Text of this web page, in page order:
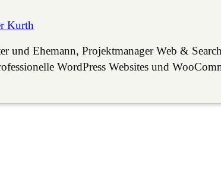
Kurth
und Ehemann, Projektmanager Web &
WordPress Websites und